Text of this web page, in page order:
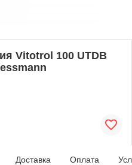
Vitotrol 100 UTDB
Доставка Оплата